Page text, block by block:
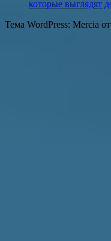
которые выглядят
Тема WordPress: Mercia